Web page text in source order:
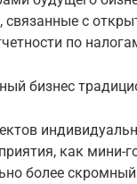
с
по
бизнес
как мини-
более